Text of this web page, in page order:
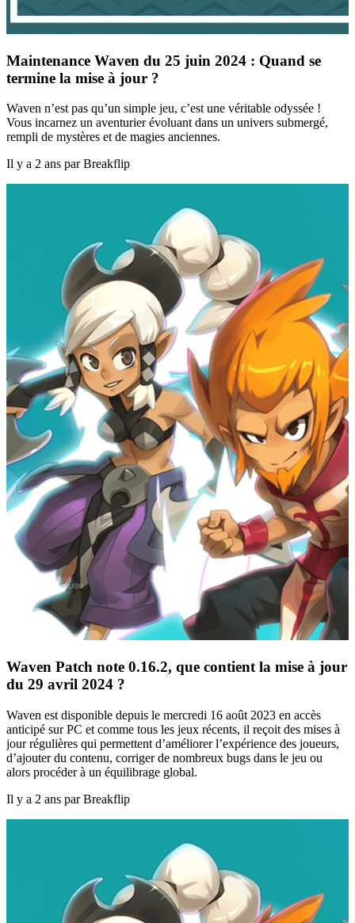
Maintenance Waven du 25 juin 2024 : Quand se
termine la mise à jour ?
Waven n’est pas qu’un simple jeu, c’est une véritable odyssée !
Vous incarnez un aventurier évoluant dans un univers submergé,
rempli de mystères et de magies anciennes.
Il y a 2 ans par Breakflip
Waven Patch note 0.16.2, que contient la mise à jour
du 29 avril 2024 ?
Waven est disponible depuis le mercredi 16 août 2023 en accès
anticipé sur PC et comme tous les jeux récents, il reçoit des mises à
jour régulières qui permettent d’améliorer l’expérience des joueurs,
d’ajouter du contenu, corriger de nombreux bugs dans le jeu ou
alors procéder à un équilibrage global.
Il y a 2 ans par Breakflip